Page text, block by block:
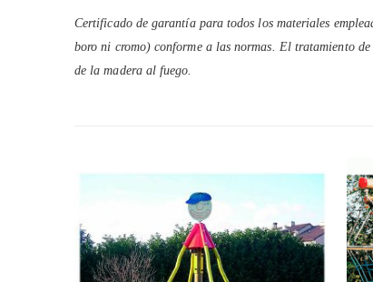
Certificado de garantía para todos los materiales
boro ni cromo) conforme a las normas. El tratamiento
de la madera al fuego.